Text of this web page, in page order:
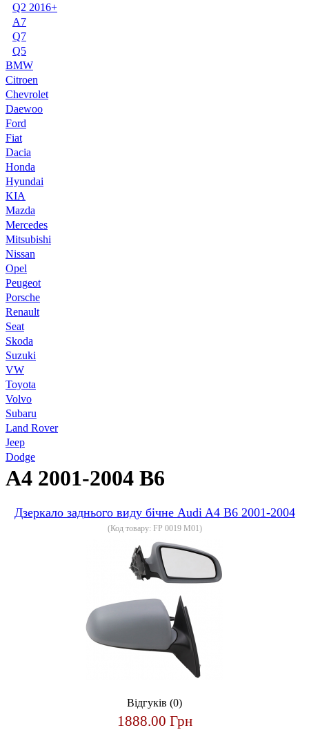
Q2 2016+
A7
Q7
Q5
BMW
Citroen
Chevrolet
Daewoo
Ford
Fiat
Dacia
Honda
Hyundai
KIA
Mazda
Mercedes
Mitsubishi
Nissan
Opel
Peugeot
Porsche
Renault
Seat
Skoda
Suzuki
VW
Toyota
Volvo
Subaru
Land Rover
Jeep
Dodge
A4 2001-2004 B6
Дзеркало заднього виду бічне Audi A4 B6 2001-2004
(Код товару: FP 0019 M01)
Відгуків (0)
1888.00 Грн